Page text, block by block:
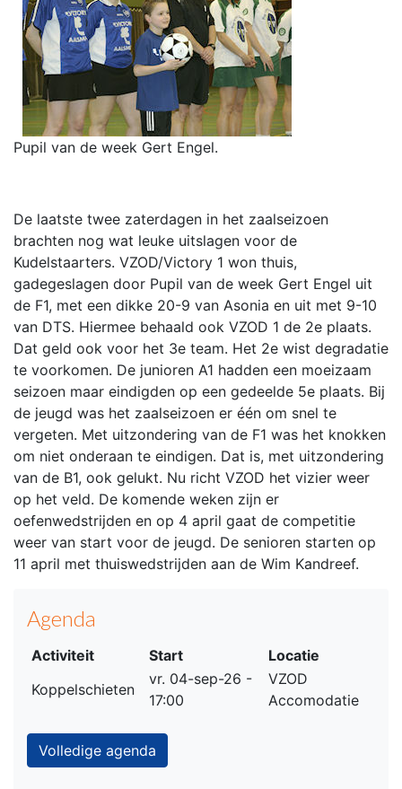
Pupil van de week Gert Engel.
De laatste twee zaterdagen in het zaalseizoen
brachten nog wat leuke uitslagen voor de
Kudelstaarters. VZOD/Victory 1 won thuis,
gadegeslagen door Pupil van de week Gert Engel uit
de F1, met een dikke 20-9 van Asonia en uit met 9-10
van DTS. Hiermee behaald ook VZOD 1 de 2e plaats.
Dat geld ook voor het 3e team. Het 2e wist degradatie
te voorkomen. De junioren A1 hadden een moeizaam
seizoen maar eindigden op een gedeelde 5e plaats. Bij
de jeugd was het zaalseizoen er één om snel te
vergeten. Met uitzondering van de F1 was het knokken
om niet onderaan te eindigen. Dat is, met uitzondering
van de B1, ook gelukt. Nu richt VZOD het vizier weer
op het veld. De komende weken zijn er
oefenwedstrijden en op 4 april gaat de competitie
weer van start voor de jeugd. De senioren starten op
11 april met thuiswedstrijden aan de Wim Kandreef.
Agenda
Activiteit Start
Locatie
Koppelschieten
vr. 04-sep-26 -
17:00
VZOD
Accomodatie
Volledige agenda